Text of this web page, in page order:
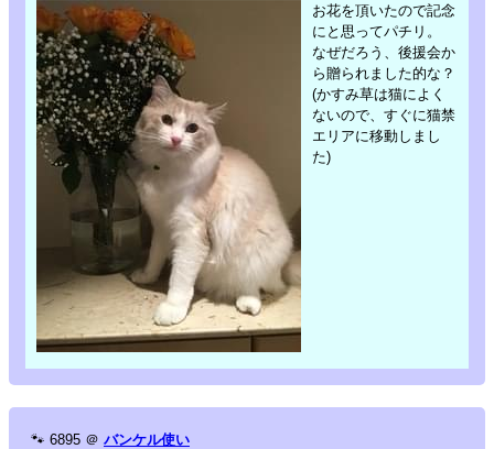
お花を頂いたので記念
にと思ってパチリ。
なぜだろう、後援会か
ら贈られました的な？
(かすみ草は猫によく
ないので、すぐに猫禁
エリアに移動しまし
た)
🐾 6895 ＠ バンケル使い